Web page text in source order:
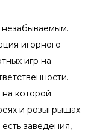
игорного
игр на
которой
и розыгрышах
заведения,